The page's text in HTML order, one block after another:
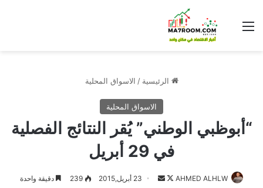
القائمة
الرئيسية / الاسواق المحلية
الاسواق المحلية
“أبوظبي الوطني” يُقر النتائج الفصلية
في 29 أبريل
AHMED ALHLW
تابعأرسل 23 أبريل,2015 239 دقيقة واحدة